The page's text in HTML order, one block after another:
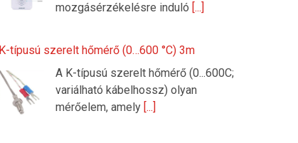
mozgásérzékelésre induló [...]
K-típusú szerelt hőmérő (0…600 °C) 3m
A K-típusú szerelt hőmérő (0...600C;
variálható kábelhossz) olyan
mérőelem, amely [...]